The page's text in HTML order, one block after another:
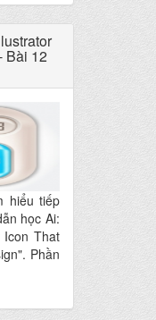
Bài 12
hiểu tiếp
học Ai:
Icon That
Phần